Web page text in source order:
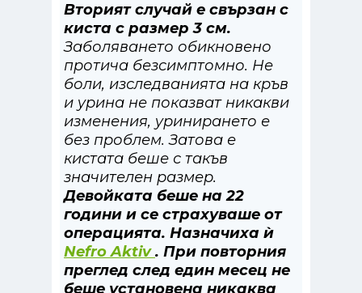
Вторият случай е свързан с
киста с размер 3 см.
Заболяването обикновено
протича безсимптомно. Не
боли, изследванията на кръв
и урина не показват никакви
изменения, уринирането е
без проблем. Затова е
кистата беше с такъв
значителен размер.
Девойката беше на 22
години и се страхуваше от
операцията. Назначиха ѝ
Nefro Aktiv. При повторния
преглед след един месец не
беше установена никаква